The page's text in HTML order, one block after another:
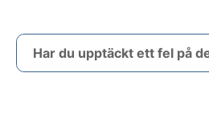
Har du upptäckt ett fel på